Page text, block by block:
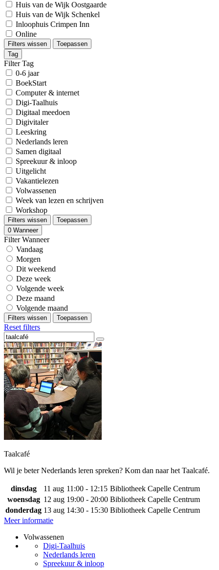
Huis van de Wijk Oostgaarde
Huis van de Wijk Schenkel
Inloophuis Crimpen Inn
Online
Filters wissen
Toepassen
Tag
Filter Tag
0-6 jaar
BoekStart
Computer & internet
Digi-Taalhuis
Digitaal meedoen
Digivitaler
Leeskring
Nederlands leren
Samen digitaal
Spreekuur & inloop
Uitgelicht
Vakantielezen
Volwassenen
Week van lezen en schrijven
Workshop
Filters wissen
Toepassen
0 Wanneer
Filter Wanneer
Vandaag
Morgen
Dit weekend
Deze week
Volgende week
Deze maand
Volgende maand
Filters wissen Toepassen
Reset filters
Taalcafé
Wil je beter Nederlands leren spreken? Kom dan naar het Taalcafé.
dinsdag 11 aug 11:00 - 12:15 Bibliotheek Capelle Centrum
woensdag 12 aug 19:00 - 20:00 Bibliotheek Capelle Centrum
donderdag 13 aug 14:30 - 15:30 Bibliotheek Capelle Centrum
Meer informatie
Volwassenen
Digi-Taalhuis
Nederlands leren
Spreekuur & inloop